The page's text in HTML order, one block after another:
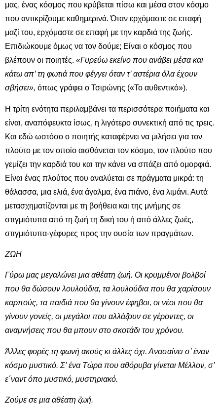
μας, ένας κόσμος που κρύβεται πίσω και μέσα στον κόσμο
που αντικρίζουμε καθημερινά. Όταν ερχόμαστε σε επαφή
μαζί του, ερχόμαστε σε επαφή με την καρδιά της ζωής.
Επιδιώκουμε όμως να τον δούμε; Είναι ο κόσμος που
βλέπουν οι ποιητές. «Γυρεύω εκείνο που ανάβει μέσα και
κάτω απ’ τη φωτιά που φέγγει όταν τ’ αστέρια όλα έχουν
σβήσει», όπως γράφει ο Τσιρώνης («Το αυθεντικό»).
Η τρίτη ενότητα περιλαμβάνει τα περισσότερα ποιήματα και
είναι, αναπόφευκτα ίσως, η λιγότερο συνεκτική από τις τρεις.
Και εδώ ωστόσο ο ποιητής καταφέρνει να μιλήσει για τον
πλούτο με τον οποίο αισθάνεται τον κόσμο, τον πλούτο που
γεμίζει την καρδιά του και την κάνει να σπάζει από ομορφιά.
Είναι ένας πλούτος που αναλύεται σε πράγματα μικρά: τη
θάλασσα, μια ελιά, ένα άγαλμα, ένα πιάνο, ένα λιμάνι. Αυτά
μετασχηματίζονται με τη βοήθεια και της μνήμης σε
στιγμιότυπα από τη ζωή τη δική του ή από άλλες ζωές,
στιγμιότυπα-γέφυρες προς την ουσία των πραγμάτων.
ΖΩΗ
Γύρω μας μεγαλώνει μια αθέατη ζωή. Οι κρυμμένοι βολβοί
που θα δώσουν λουλούδια, τα λουλούδια που θα χαρίσουν
καρπούς, τα παιδιά που θα γίνουν έφηβοι, οι νέοι που θα
γίνουν γονείς, οι μεγάλοι που αλλάζουν σε γέροντες, οι
αναμνήσεις που θα μπουν στο σκοτάδι του χρόνου.
Άλλες φορές τη φωνή ακούς κι άλλες όχι. Ανασαίνει σ’ έναν
κόσμο μυστικό. Σ’ ένα Τώρα που αθόρυβα γίνεται Μέλλον, σ’
ε΄ναντ όπο μυστικό, μυστηριακό.
Ζούμε σε μια αθέατη ζωή.